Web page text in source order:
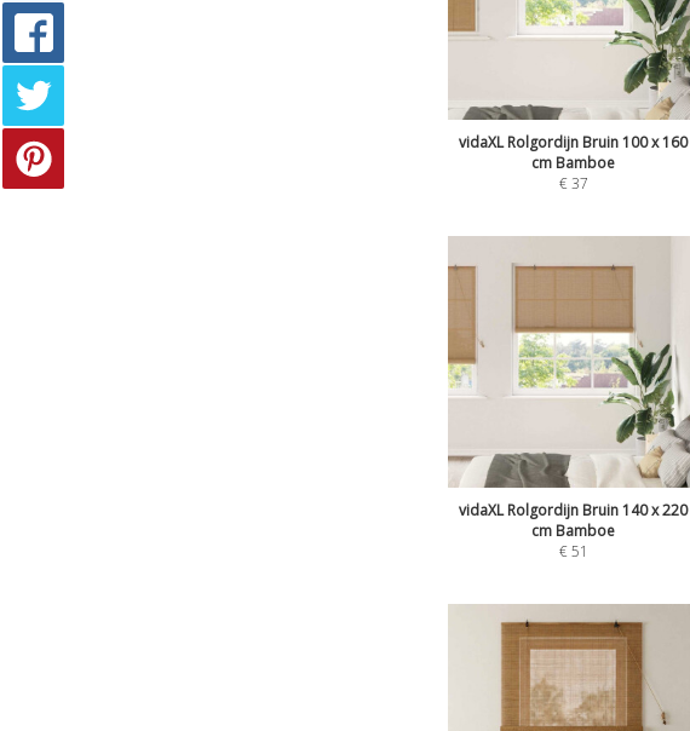
vidaXL Rolgordijn Bruin 100 x 160
cm Bamboe
€37
vidaXL Rolgordijn Bruin 140 x 220
cm Bamboe
€51